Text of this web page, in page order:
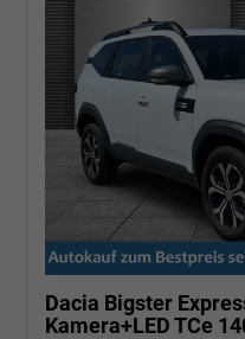
Dacia Bigster
Kamera+LED TCe